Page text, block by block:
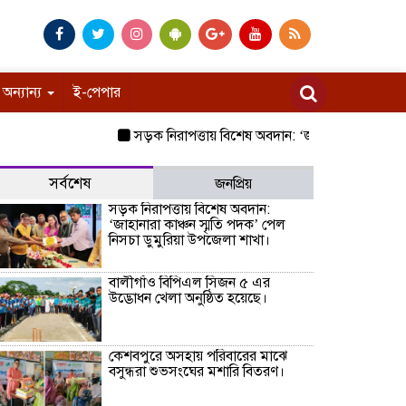
অন্যান্য ই-পেপার
সড়ক নিরাপত্তায় বিশেষ অবদান: ‘জাহানারা কাঞ্চন
সর্বশেষ
জনপ্রিয়
সড়ক নিরাপত্তায় বিশেষ অবদান:
‘জাহানারা কাঞ্চন স্মৃতি পদক’ পেল
নিসচা ডুমুরিয়া উপজেলা শাখা।
বালীগাঁও বিপিএল সিজন ৫ এর
উদ্ভোধন খেলা অনুষ্ঠিত হয়েছে।
কেশবপুরে অসহায় পরিবারের মাঝে
বসুন্ধরা শুভসংঘের মশারি বিতরণ।